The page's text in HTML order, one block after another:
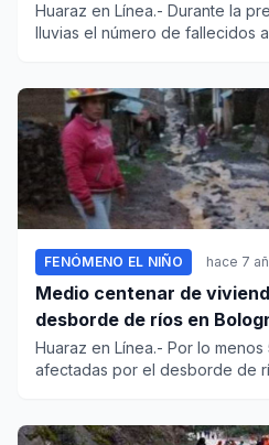
Huaraz en Línea.- Durante la
lluvias el número de fallecidos
FENÓMENO EL NIÑO hace 7
Medio centenar de
desborde de ríos en
Huaraz en Línea.- Por lo
afectadas por el desborde de